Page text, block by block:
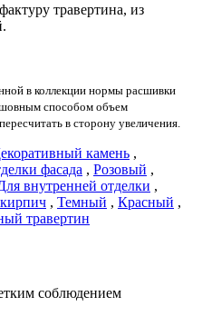
травертина, из
в коллекции нормы расшивки
способом объем
в сторону увеличения.
камень ,
фасада , Розовый ,
внутренней отделки ,
, Темный , Красный ,
травертин
соблюдением